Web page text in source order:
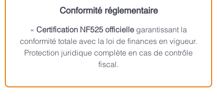
Conformité réglementaire
« Certification NF525 officielle garantissant la
conformité totale avec la loi de finances en vigueur.
Protection juridique complète en cas de contrôle
fiscal.